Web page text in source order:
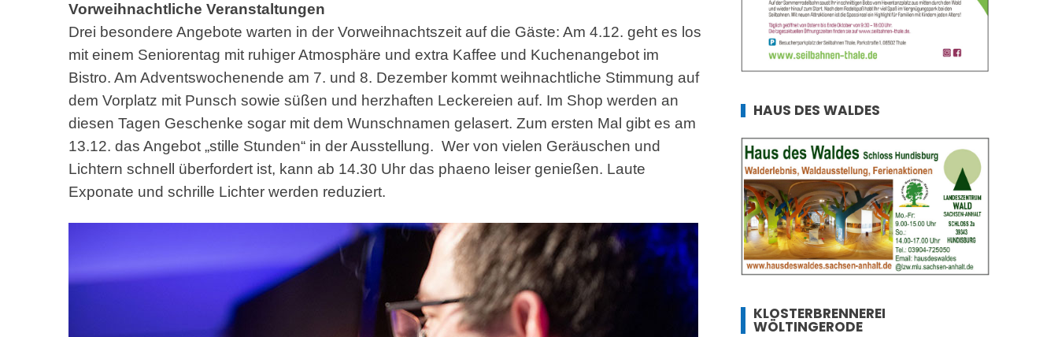
Vorweihnachtliche Veranstaltungen
Drei besondere Angebote warten in der Vorweihnachtszeit auf die Gäste: Am 4.12. geht es los
mit einem Seniorentag mit ruhiger Atmosphäre und extra Kaffee und Kuchenangebot im
Bistro. Am Adventswochenende am 7. und 8. Dezember kommt weihnachtliche Stimmung auf
dem Vorplatz mit Punsch sowie süßen und herzhaften Leckereien auf. Im Shop werden an
diesen Tagen Geschenke sogar mit dem Wunschnamen gelasert. Zum ersten Mal gibt es am
13.12. das Angebot „stille Stunden“ in der Ausstellung. Wer von vielen Geräuschen und
Lichtern schnell überfordert ist, kann ab 14.30 Uhr das phaeno leiser genießen. Laute
Exponate und schrille Lichter werden reduziert.
HAUS DES WALDES
KLOSTERBRENNEREI
WÖLTINGERODE